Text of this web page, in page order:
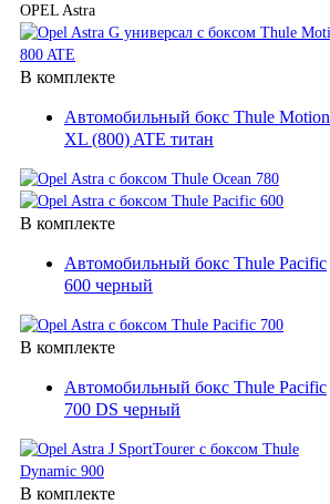
Фаркопы и электрика
Детские коляски
Велокресла
Багажные системы для велосипедов
Детские автокресла
Палатка на крышу авто
Маркизы и навесы
Сетки в багажник
OPEL Astra
В комплекте
Автомобильный бокс Thule Motion
XL (800) ATE титан
В комплекте
Автомобильный бокс Thule Pacific
600 черный
В комплекте
Автомобильный бокс Thule Pacific
700 DS черный
В комплекте